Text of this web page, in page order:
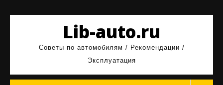
Lib-auto.ru
Советы по автомобилям / Рекомендации /
Эксплуатация